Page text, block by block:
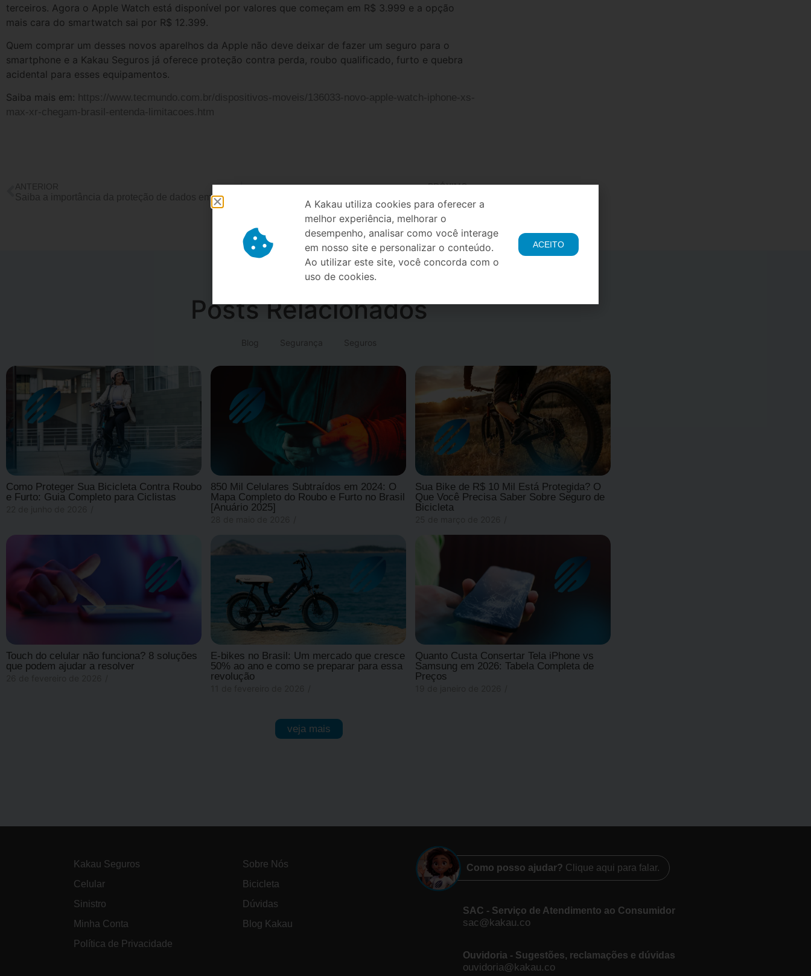
terceiros. Agora o Apple Watch está disponível por valores que começam em R$ 3.999 e a opção
mais cara do smartwatch sai por R$ 12.399.
Quem comprar um desses novos aparelhos da Apple não deve deixar de fazer um seguro para o
smartphone e a Kakau Seguros já oferece proteção contra perda, roubo qualificado, furto e quebra
acidental para esses equipamentos.
Saiba mais em:
https://www.tecmundo.com.br/dispositivos-moveis/136033-novo-apple-watch-iphone-xs-
max-xr-chegam-brasil-entenda-limitacoes.htm
ANTERIOR PRÓXIMO
Posts Relacionados
Blog Segurança Seguros
Como Proteger Sua Bicicleta Contra Roubo
e Furto: Guia Completo para Ciclistas
850 Mil Celulares Subtraídos em 2024: O
Mapa Completo do Roubo e Furto no Brasil
[Anuário 2025]
Sua Bike de R$ 10 Mil Está Protegida? O
Que Você Precisa Saber Sobre Seguro de
Bicicleta
Touch do celular não funciona? 8 soluções
que podem ajudar a resolver
E-bikes no Brasil: Um mercado que cresce
50% ao ano e como se preparar para essa
revolução
Quanto Custa Consertar Tela iPhone vs
Samsung em 2026: Tabela Completa de
Preços
veja mais
Kakau Seguros
Celular
Sinistro
Minha Conta
Política de Privacidade
Sobre Nós
Bicicleta
Dúvidas
Blog Kakau
Como posso ajudar? Clique aqui para falar.
SAC - Serviço de Atendimento ao Consumidor
sac@kakau.co
Ouvidoria - Sugestões, reclamações e dúvidas
ouvidoria@kakau.co
A Kakau utiliza cookies para oferecer a
melhor experiência, melhorar o
desempenho, analisar como você interage
em nosso site e personalizar o conteúdo.
Ao utilizar este site, você concorda com o
uso de cookies.
ACEITO